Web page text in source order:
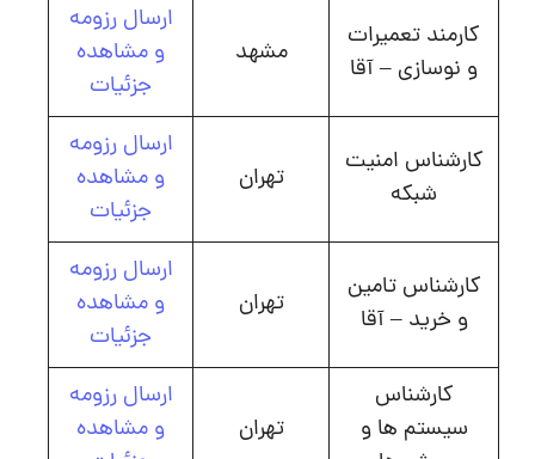
کارمند تعمیرات
و نوسازی – آقا
مشهد
ارسال رزومه
و مشاهده
جزئیات
کارشناس امنیت
شبکه
تهران
ارسال رزومه
و مشاهده
جزئیات
کارشناس تامین
و خرید – آقا
تهران
ارسال رزومه
و مشاهده
جزئیات
کارشناس
سیستم ها و
تهران
ارسال رزومه
و مشاهده